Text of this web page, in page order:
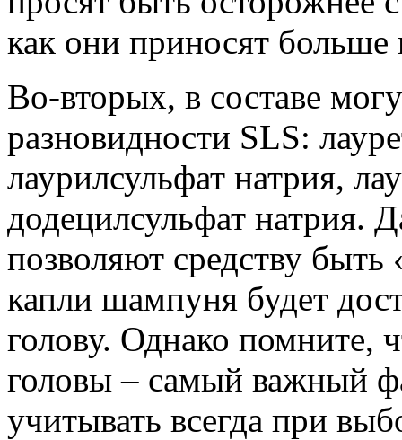
как они приносят больше
Во-вторых, в составе
разновидности SLS:
лаурилсульфат натрия,
додецилсульфат натрия.
позволяют средству
капли шампуня будет
голову. Однако помните,
головы – самый важный
учитывать всегда при